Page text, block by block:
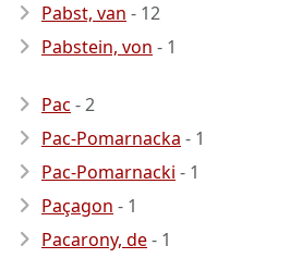
Pabst, van - 12
Pabstein, von - 1
Pac - 2
Pac-Pomarnacka - 1
Pac-Pomarnacki - 1
Paçagon - 1
Pacarony, de- 1